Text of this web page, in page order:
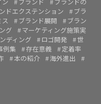
ン ブランド
ブランドの
ドエクステンション
ブラ
ス ブランド展開
ブラン
グ
マーケティング施策実
ディング ロゴ開発
世
例集 存在意義
定着率
本の紹介
海外進出